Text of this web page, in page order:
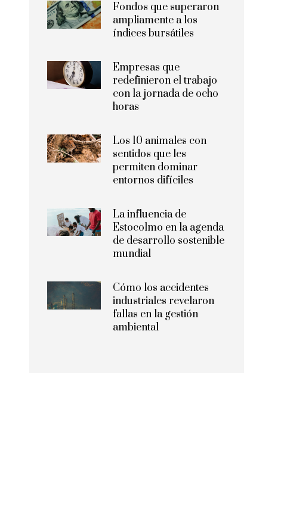
Fondos que superaron
ampliamente a los
índices bursátiles
Empresas que
redefinieron el trabajo
con la jornada de ocho
horas
Los 10 animales con
sentidos que les
permiten dominar
entornos difíciles
La influencia de
Estocolmo en la agenda
de desarrollo sostenible
mundial
Cómo los accidentes
industriales revelaron
fallas en la gestión
ambiental